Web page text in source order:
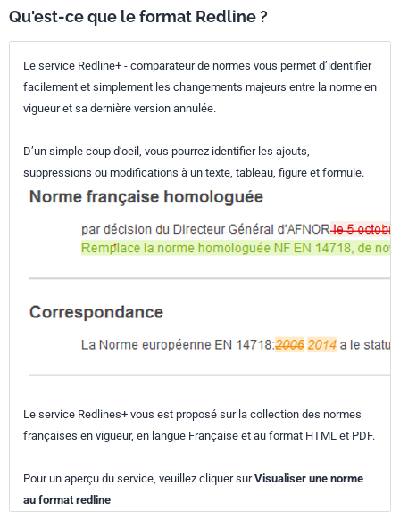
Qu'est-ce que le format Redline ?
Le service Redline+ - comparateur de normes vous permet d’identifier
facilement et simplement les changements majeurs entre la norme en
vigueur et sa dernière version annulée.
D’un simple coup d’oeil, vous pourrez identifier les ajouts,
suppressions ou modifications à un texte, tableau, figure et formule.
Le service Redlines+ vous est proposé sur la collection des normes
françaises en vigueur, en langue Française et au format HTML et PDF.
Pour un aperçu du service, veuillez cliquer surVisualiser une norme
au format redline